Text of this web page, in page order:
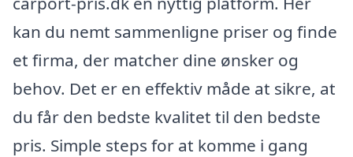
kan du nemt sammenligne priser og finde
et firma, der matcher dine ønsker og
behov. Det er en effektiv måde at sikre, at
du får den bedste kvalitet til den bedste
pris. Simple steps for at komme i gang